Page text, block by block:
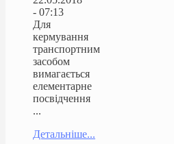
- 07:13
Для
кермування
транспортним
засобом
вимагається
елементарне
посвідчення
...
Детальніше...